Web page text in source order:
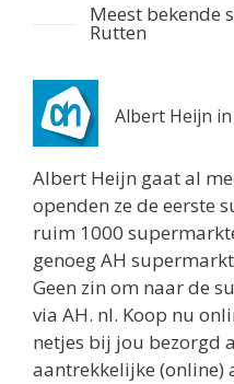
Graaf Florislaan 34
5.3 km
Routebeschrijving
Poiesz Lemmer
Verlaet 2
Lemmer 8532BN
Netherlands
5.5 km
Routebeschrijving
Albert Heijn
Haarlemmermeer 2
Meest bekende
Rutten
Albert Heijn
Albert Heijn gaat al
openden ze de eerste
ruim 1000
genoeg AH
Geen zin om naar de
via AH. nl. Koop nu
netjes bij jou bezorgd
aantrekkelijke (online)